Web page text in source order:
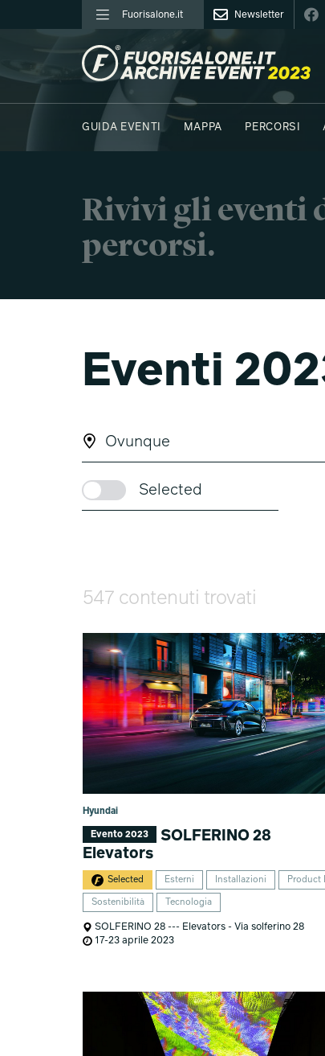
Fuorisalone.it Newsletter
FUORISALONE.IT
GUIDA EVENTI
MAPPA PERCORSI
Rivivi gli eventi
percorsi.
Eventi
Ovunque
Selected
547 contenuti trovati
Hyundai
Evento 2023
SOLFERINO 28
Elevators
Selected Esterni Installazioni Product
Sostenibilità Tecnologia
SOLFERINO 28 --- Elevators - Via solferino 28
17-23 aprile 2023